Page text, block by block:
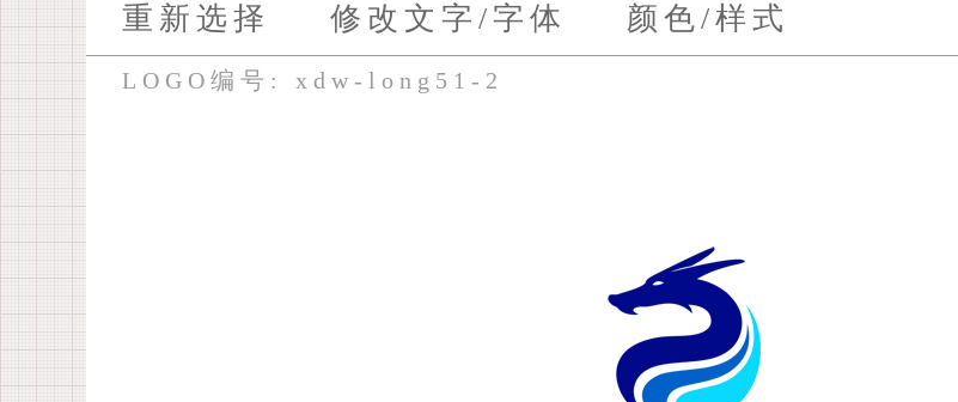
重新选择 修改文字/字体 颜色/样式
LOGO编号: xdw-long51-2